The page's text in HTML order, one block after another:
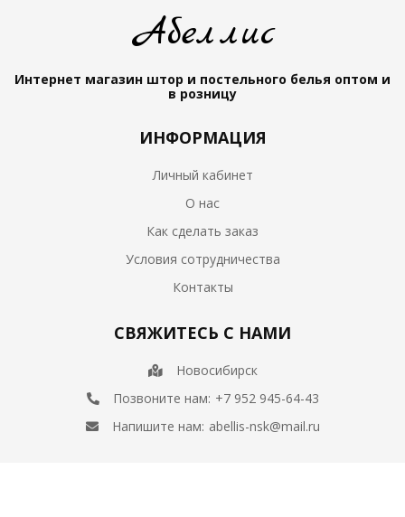
Абеллис
Интернет магазин штор и постельного белья оптом и
в розницу
ИНФОРМАЦИЯ
Личный кабинет
О нас
Как сделать заказ
Условия сотрудничества
Контакты
СВЯЖИТЕСЬ С НАМИ
Новосибирск
Позвоните нам: +7 952 945-64-43
Напишите нам: abellis-nsk@mail.ru